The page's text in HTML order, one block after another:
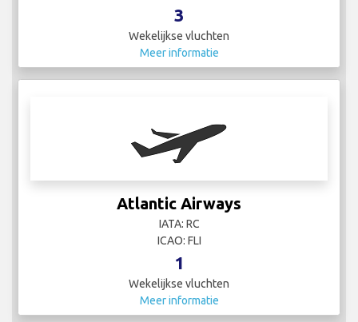
3
Wekelijkse vluchten
Meer informatie
Atlantic Airways
IATA: RC
ICAO: FLI
1
Wekelijkse vluchten
Meer informatie